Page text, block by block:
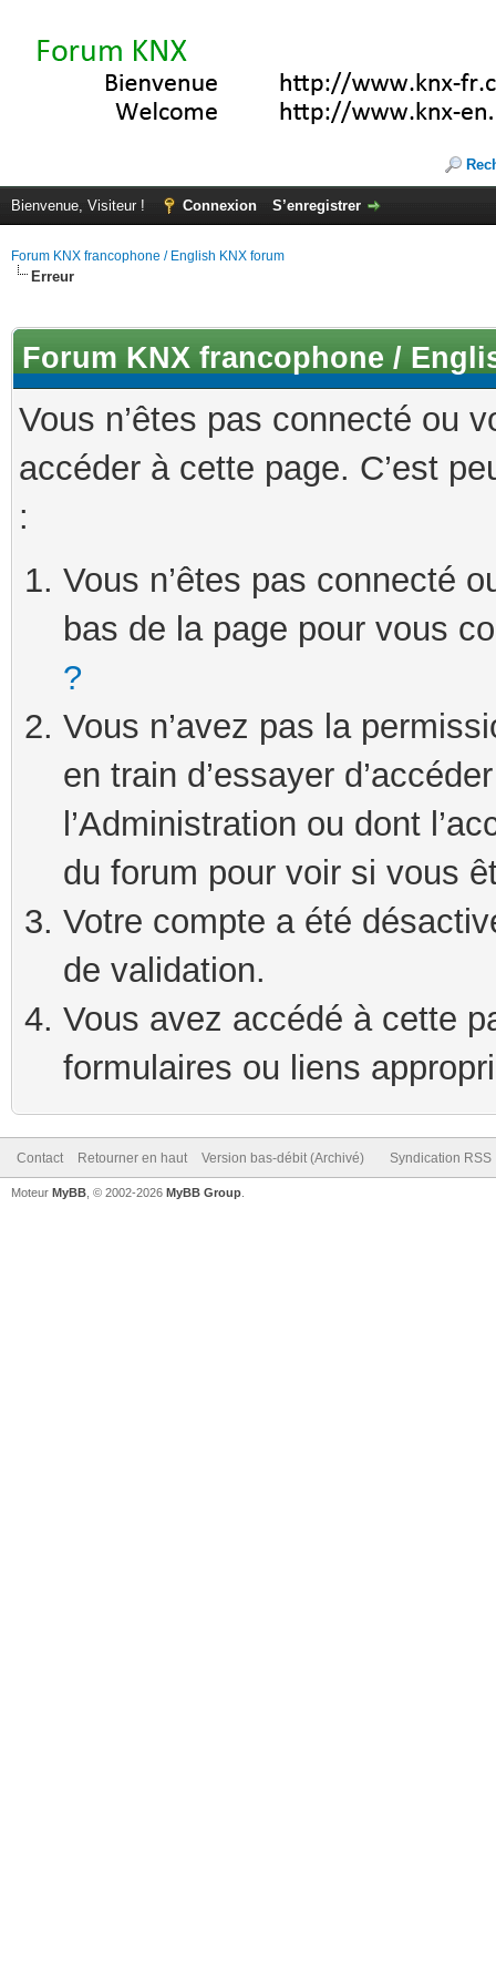
Bienvenue, Visiteur ! Connexion S’enregistrer
Forum KNX francophone / English KNX forum
Erreur
Forum KNX francophone /
Vous n’êtes pas connecté ou
accéder à cette page. C’est
:
Vous n’êtes pas connecté
bas de la page pour vous
?
Vous n’avez pas la
en train d’essayer
l’Administration ou dont
du forum pour voir si vous
Votre compte a été
de validation.
Vous avez accédé à cette
formulaires ou liens
Contact Retourner en haut Version bas-débit (Archivé) Syndication RSS
Moteur MyBB , © 2002-2026 MyBB Group